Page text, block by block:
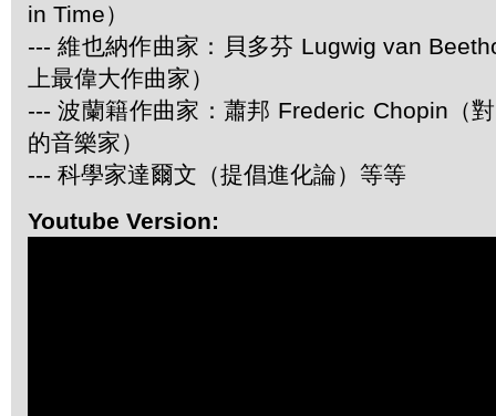
in Time）
--- 維也納作曲家：貝多芬 Lugwig van
上最偉大作曲家）
--- 波蘭籍作曲家：蕭邦 Frederic Chopin（
的音樂家）
--- 科學家達爾文（提倡進化論）等等
Youtube Version: